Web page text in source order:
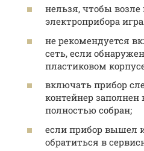
нельзя, чтобы
электроприбора
не рекомендуется
сеть, если
пластиковом
включать прибор
контейнер заполнен
полностью собран;
если прибор вышел
обратиться в